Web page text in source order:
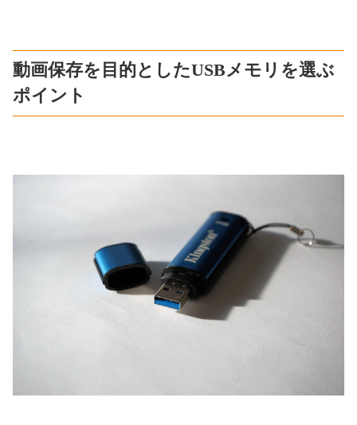
動画保存を目的としたUSBメモリを選ぶ
ポイント